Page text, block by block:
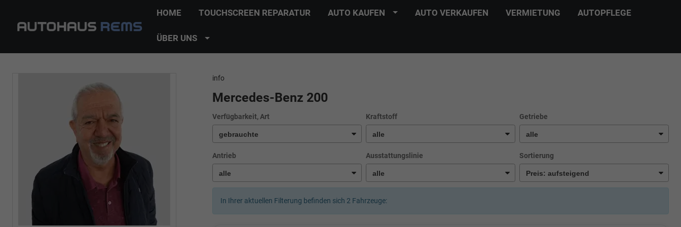
HOME TOUCHSCREEN REPARATUR AUTO KAUFEN AUTO VERKAUFEN VERMIETUNG AUTOPFLEGE
ÜBER UNS
info
Mercedes-Benz 200
Verfügbarkeit, Art Kraftstoff Getriebe
Antrieb Ausstattungslinie Sortierung
In Ihrer aktuellen Filterung befinden sich 2 Fahrzeuge: